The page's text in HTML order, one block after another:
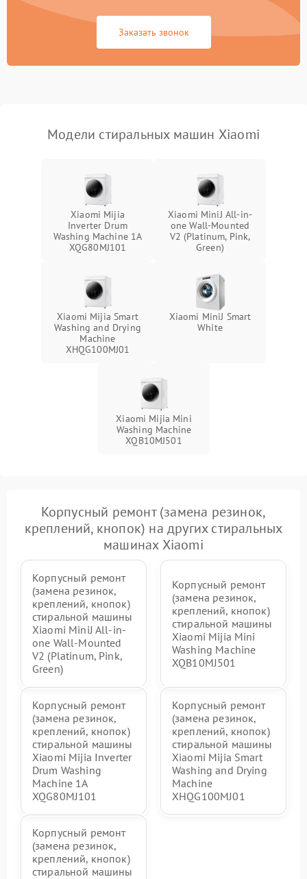
Заказать звонок
Модели стиральных машин Xiaomi
Xiaomi Mijia
Inverter Drum
Washing Machine 1A
XQG80MJ101
Xiaomi MiniJ All-in-
one Wall-Mounted
V2 (Platinum, Pink,
Green)
Xiaomi Mijia Smart
Washing and Drying
Machine
XHQG100MJ01
Xiaomi MiniJ Smart
White
Xiaomi Mijia Mini
Washing Machine
XQB10MJ501
Корпусный ремонт (замена резинок,
креплений, кнопок) на других стиральных
машинах Xiaomi
Корпусный ремонт
(замена резинок,
креплений, кнопок)
стиральной машины
Xiaomi MiniJ All-in-
one Wall-Mounted
V2 (Platinum, Pink,
Green)
Корпусный ремонт
(замена резинок,
креплений, кнопок)
стиральной машины
Xiaomi Mijia Mini
Washing Machine
XQB10MJ501
Корпусный ремонт
(замена резинок,
креплений, кнопок)
стиральной машины
Xiaomi Mijia Inverter
Drum Washing
Machine 1A
XQG80MJ101
Корпусный ремонт
(замена резинок,
креплений, кнопок)
стиральной машины
Xiaomi Mijia Smart
Washing and Drying
Machine
XHQG100MJ01
Корпусный ремонт
(замена резинок,
креплений, кнопок)
стиральной машины